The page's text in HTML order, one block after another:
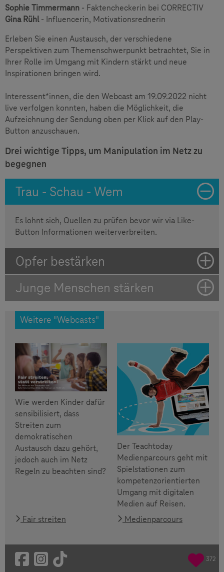
Sophie Timmermann - Faktencheckerin bei CORRECTIV
Gina Rühl- Influencerin, Motivationsrednerin
Erleben Sie einen Austausch, der verschiedene
Perspektiven zum Themenschwerpunkt betrachtet, Sie in
Ihrer Rolle im Umgang mit Kindern stärkt und neue
Inspirationen bringen wird.
Interessent*innen, die den Webcast am 19.09.2022 nicht
live verfolgen konnten, haben die Möglichkeit, die
Aufzeichnung der Sendung oben per Klick auf den Play-
Button anzuschauen.
Drei wichtige Tipps, um Manipulation im Netz zu
begegnen
Trau - Schau - Wem
Es lohnt sich, Quellen zu prüfen bevor wir via Like-
Button Informationen weiterverbreiten.
Opfer bestärken
Junge Menschen stärken
Weitere "Webcasts"
Wie werden Kinder dafür
sensibilisiert, dass
Streiten zum
demokratischen
Austausch dazu gehört,
jedoch auch im Netz
Regeln zu beachten sind?
Fair streiten
Der Teachtoday
Medienparcours geht mit
Spielstationen zum
kompetenzorientierten
Umgang mit digitalen
Medien auf Reisen.
Medienparcours
372